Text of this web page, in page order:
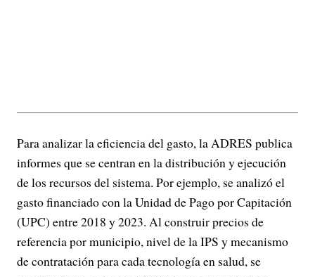
Para analizar la eficiencia del gasto, la ADRES publica
informes que se centran en la distribución y ejecución
de los recursos del sistema. Por ejemplo, se analizó el
gasto financiado con la Unidad de Pago por Capitación
(UPC) entre 2018 y 2023. Al construir precios de
referencia por municipio, nivel de la IPS y mecanismo
de contratación para cada tecnología en salud, se